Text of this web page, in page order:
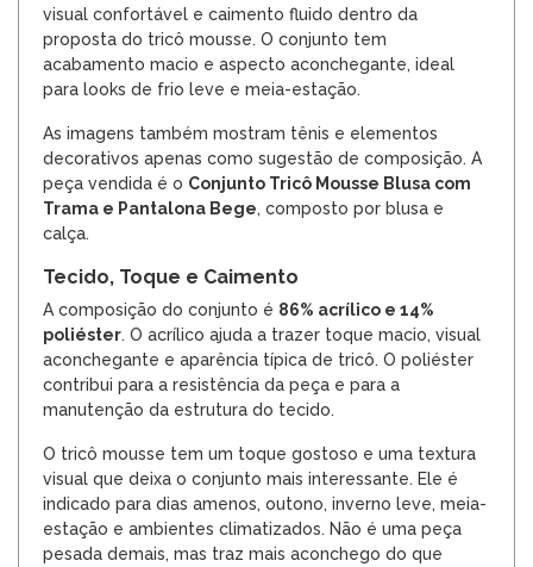
visual confortável e caimento fluido dentro da
proposta do tricô mousse. O conjunto tem
acabamento macio e aspecto aconchegante, ideal
para looks de frio leve e meia-estação.
As imagens também mostram tênis e elementos
decorativos apenas como sugestão de composição. A
peça vendida é o Conjunto Tricô Mousse Blusa com
Trama e Pantalona Bege, composto por blusa e
calça.
Tecido, Toque e Caimento
A composição do conjunto é 86% acrílico e 14%
poliéster. O acrílico ajuda a trazer toque macio, visual
aconchegante e aparência típica de tricô. O poliéster
contribui para a resistência da peça e para a
manutenção da estrutura do tecido.
O tricô mousse tem um toque gostoso e uma textura
visual que deixa o conjunto mais interessante. Ele é
indicado para dias amenos, outono, inverno leve, meia-
estação e ambientes climatizados. Não é uma peça
pesada demais, mas traz mais aconchego do que